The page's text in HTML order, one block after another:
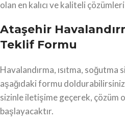
olan en kalıcı ve kaliteli
Ataşehir
Teklif Formu
Havalandırma, ısıtma,
aşağıdaki formu
sizinle iletişime geçerek, çözüm
başlayacaktır.